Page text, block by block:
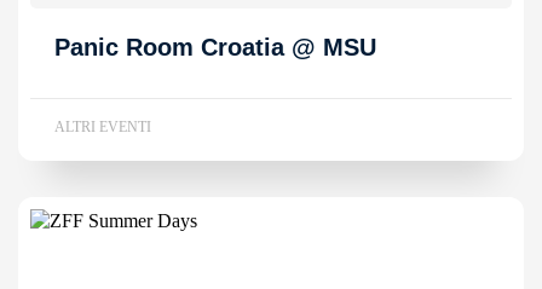
Panic Room Croatia @ MSU
ALTRI EVENTI